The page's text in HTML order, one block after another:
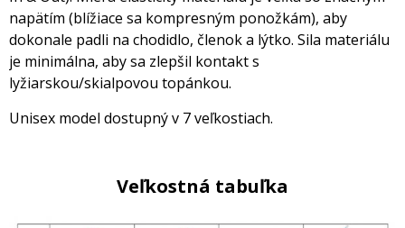
napätím (blížiace sa kompresným ponožkám), aby
dokonale padli na chodidlo, členok a lýtko. Sila materiálu
je minimálna, aby sa zlepšil kontakt s
lyžiarskou/skialpovou topánkou.
Unisex model dostupný v 7 veľkostiach.
Veľkostná tabuľka